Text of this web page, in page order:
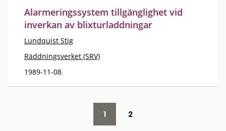
Alarmeringssystem tillgänglighet vid
inverkan av blixturladdningar
Lundquist Stig
Räddningsverket (SRV)
1989-11-08
1 2